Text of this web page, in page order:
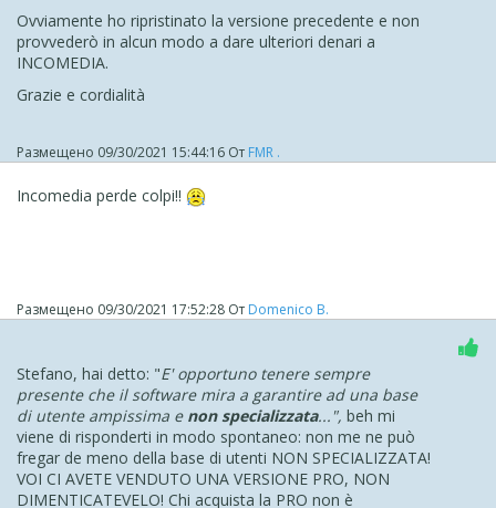
Purtroppo l'integrazione con sistemi esterni non fa parte
di ciò che ruota attorno alla maniera in cui il software è
Resto a disposizione in caso di dubbi
Stefano
Ovviamente ho ripristinato la versione precedente e non
provvederò in alcun modo a dare ulteriori denari a
INCOMEDIA.
Grazie e cordialità
Размещено 09/30/2021 15:44:16 От FMR .
Incomedia perde colpi!!
Размещено 09/30/2021 17:52:28 От Domenico B.
Stefano, hai detto: "E' opportuno tenere sempre
presente che il software mira a garantire ad una base
di utente ampissima e non specializzata...", beh mi
viene di risponderti in modo spontaneo: non me ne può
fregar de meno della base di utenti NON SPECIALIZZATA!
VOI CI AVETE VENDUTO UNA VERSIONE PRO, NON
DIMENTICATEVELO! Chi acquista la PRO non è